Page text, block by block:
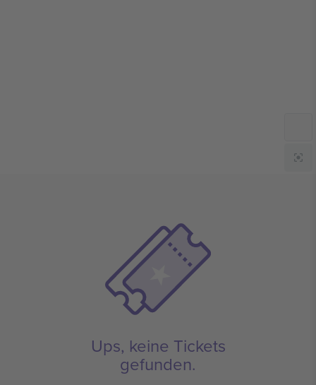
Ups, keine Tickets
gefunden.